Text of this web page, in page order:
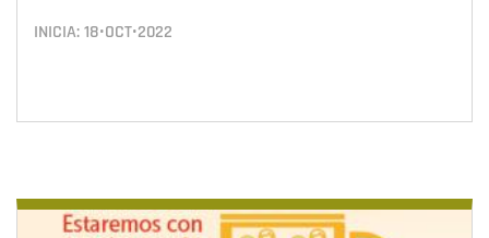
INICIA:18•OCT•2022